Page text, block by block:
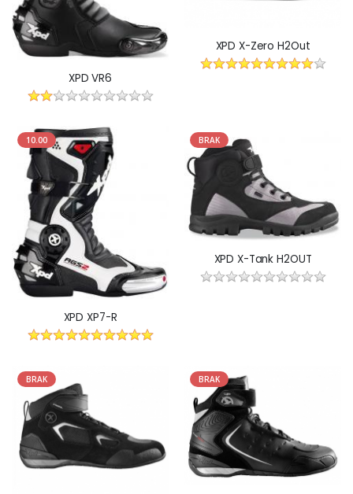
XPD VR6
XPD X-Zero H2Out
10.00
XPD XP7-R
BRAK
XPD X-Tank H2OUT
BRAK BRAK